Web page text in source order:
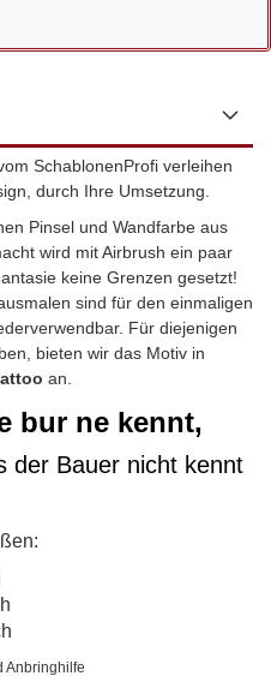
SchablonenProfi verleihen
durch Ihre Umsetzung.
Pinsel und Wandfarbe aus
wird mit Airbrush ein paar
keine Grenzen gesetzt!
sind für den einmaligen
Für diejenigen
bieten wir das Motiv in
an.
bur ne kennt,
der Bauer nicht kennt
Anbringhilfe